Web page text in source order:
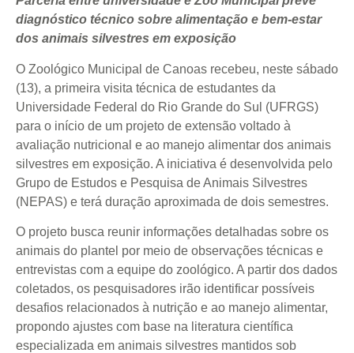
diagnóstico técnico sobre alimentação e bem-estar
dos animais silvestres em exposição
O Zoológico Municipal de Canoas recebeu, neste sábado
(13), a primeira visita técnica de estudantes da
Universidade Federal do Rio Grande do Sul (UFRGS)
para o início de um projeto de extensão voltado à
avaliação nutricional e ao manejo alimentar dos animais
silvestres em exposição. A iniciativa é desenvolvida pelo
Grupo de Estudos e Pesquisa de Animais Silvestres
(NEPAS) e terá duração aproximada de dois semestres.
O projeto busca reunir informações detalhadas sobre os
animais do plantel por meio de observações técnicas e
entrevistas com a equipe do zoológico. A partir dos dados
coletados, os pesquisadores irão identificar possíveis
desafios relacionados à nutrição e ao manejo alimentar,
propondo ajustes com base na literatura científica
especializada em animais silvestres mantidos sob